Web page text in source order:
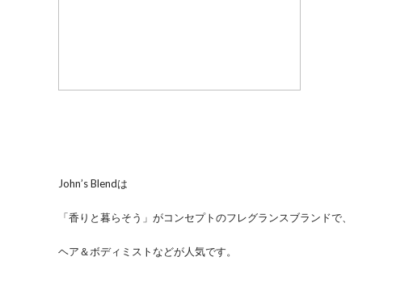
John’s Blendは
「香りと暮らそう」がコンセプトのフレグランスブランドで、
ヘア＆ボディミストなどが人気です。